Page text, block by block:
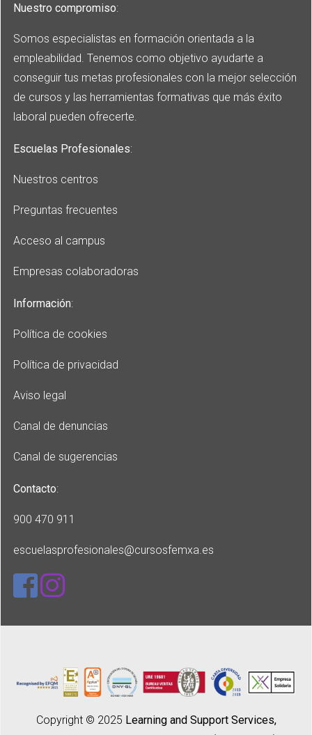
Nuestro compromiso:
Somos especialistas en formación orientada a la
empleabilidad. Tenemos como objetivo ayudarte a
conseguir tus metas profesionales con la mejor selección
de cursos y las herramientas formativas que más éxito
laboral pueden ofrecerte.
Escuelas Profesionales:
Nuestros centros
Preguntas frecuentes
Acceso al campus
Empresas colaboradoras
Información:
Política de cookies
Política de privacidad
Aviso legal
Canal de denuncias
Canal de sugerencias
Contacto:
900 470 911
escuelasprofesionales@cursosfemxa.es
Copyright © 2025 Learning and Support Services,